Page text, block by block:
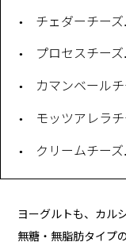
チェダーチーズ
プロセスチーズ
カマンベール
モッツアレラ
クリームチーズ
ヨーグルトも、カル
無糖・無脂肪タイプ